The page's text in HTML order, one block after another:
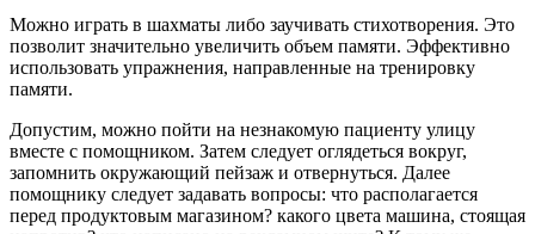
Можно играть в шахматы либо заучивать стихотворения. Это
позволит значительно увеличить объем памяти. Эффективно
использовать упражнения, направленные на тренировку
памяти.
Допустим, можно пойти на незнакомую пациенту улицу
вместе с помощником. Затем следует оглядеться вокруг,
запомнить окружающий пейзаж и отвернуться. Далее
помощнику следует задавать вопросы: что располагается
перед продуктовым магазином? какого цвета машина, стоящая